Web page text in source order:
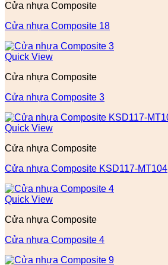
Cửa nhựa Composite
Cửa nhựa Composite 18
Quick View
Cửa nhựa Composite
Cửa nhựa Composite 3
Quick View
Cửa nhựa Composite
Cửa nhựa Composite KSD117-MT104
Quick View
Cửa nhựa Composite
Cửa nhựa Composite 4